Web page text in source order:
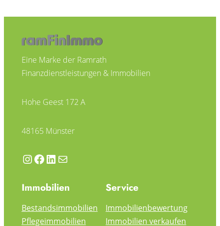
Eine Marke der Ramrath
Finanzdienstleistungen & Immobilien
Hohe Geest 172 A
48165 Münster
InstagramFacebook LinkedIn Mail
Immobilien
Bestandsimmobilien
Pflegeimmobilien
Service
Immobilienbewertung
Immobilien verkaufen